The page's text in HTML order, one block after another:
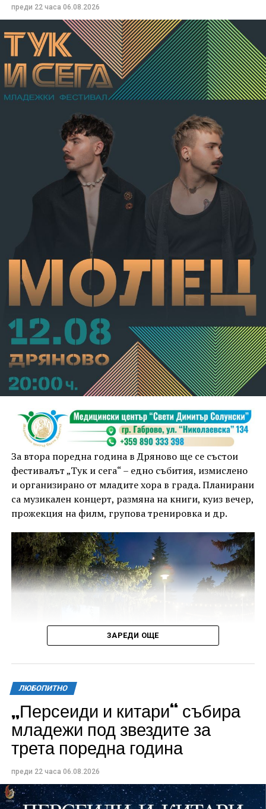
Съучастникът му, с инициали А.Н. на 19 години, пък
бе признат за виновен за това, че причинил по
хулигански подбуди леки телесни повреди на В.А. –
разкъсно-контузни рани в теменно-тилната област и
в областта на носа, и охлузни рани, довели до
разстройство на здравето, неопасно за живота.
Престъплението бе класифицирано по чл.131 ал.1
т.12 пр.1, вр. чл.130 ал.1 от НК, като А.Н. е освободен
от наказателна отговорност и му е наложено
административно наказание по реда на чл.78а ал.1
от НК – глоба в размер на 306,77 евро.
С постановление на Районна прокуратура-Габрово
В.А. е бил задържан за срок до 72 часа, а с
определение на Районен съд-Габрово спрямо него е
взета мярка за неотклонение „домашен арест“.
Съдебният акт е окончателен.
преди 22 часа 06.08.2026
За втора поредна година в Дряново ще се състои
фестивалът „Тук и сега“ – едно събития, измислено
и организирано от младите хора в града. Планирани
са музикален концерт, размяна на книги, куиз вечер,
прожекция на филм, групова тренировка и др.
Всички събития ще се проведат в парк „Максим
Райкович“, срещу часовниковата кула, с вход
свободен. Програмата ще започне на 12 август с
изпълнители GoGo, Toria, ZoV & Vakavliev.
ЗАРЕДИ ОЩЕ
ЛЮБОПИТНО
„Персеиди и китари“ събира
младежи под звездите за
трета поредна година
преди 22 часа 06.08.2026